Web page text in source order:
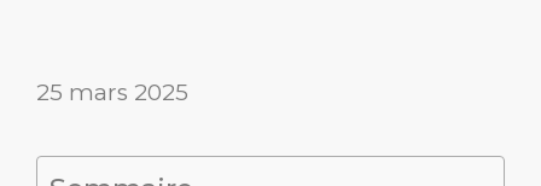
25 mars 2025